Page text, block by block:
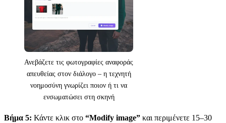
Ανεβάζετε τις φωτογραφίες αναφοράς
απευθείας στον διάλογο – η τεχνητή
νοημοσύνη γνωρίζει ποιον ή τι να
ενσωματώσει στη σκηνή
Βήμα 5: Κάντε κλικ στο “Modify image” και περιμένετε 15–30